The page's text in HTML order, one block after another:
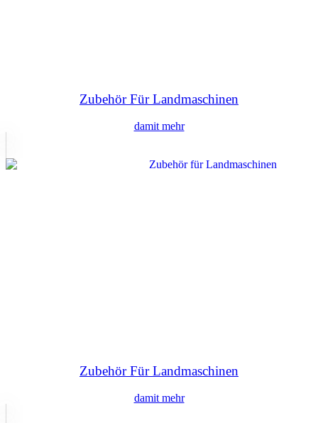
Zubehör Für Landmaschinen
damit mehr
Zubehör Für Landmaschinen
damit mehr